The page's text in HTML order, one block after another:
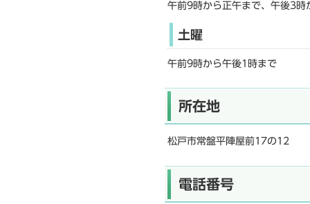
午前9時から正午まで、午後3時
土曜
午前9時から午後1時まで
所在地
松戸市常盤平陣屋前17の12
電話番号